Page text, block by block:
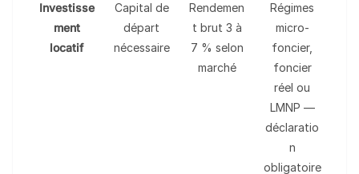
Investisse
ment
locatif
Capital de
départ
nécessaire
Rendemen
t brut 3 à
7 % selon
marché
Régimes
micro-
foncier,
foncier
réel ou
LMNP —
déclaratio
n
obligatoire